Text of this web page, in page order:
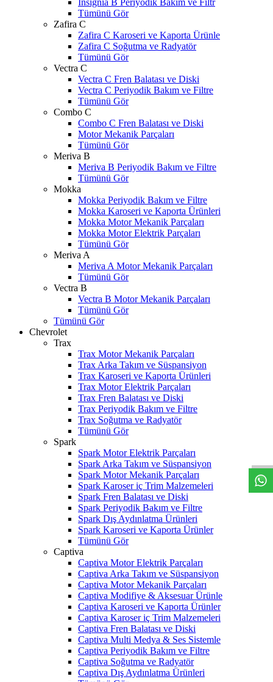
İnsignia B Periyodik Bakım ve Filtr
Tümünü Gör
Zafira C
Zafira C Karoseri ve Kaporta Ürünle
Zafira C Soğutma ve Radyatör
Tümünü Gör
Vectra C
Vectra C Fren Balatası ve Diski
Vectra C Periyodik Bakım ve Filtre
Tümünü Gör
Combo C
Combo C Fren Balatası ve Diski
Motor Mekanik Parçaları
Tümünü Gör
Meriva B
Meriva B Periyodik Bakım ve Filtre
Tümünü Gör
Mokka
Mokka Periyodik Bakım ve Filtre
Mokka Karoseri ve Kaporta Ürünleri
Mokka Motor Mekanik Parçaları
Mokka Motor Elektrik Parçaları
Tümünü Gör
Meriva A
Meriva A Motor Mekanik Parçaları
Tümünü Gör
Vectra B
Vectra B Motor Mekanik Parçaları
Tümünü Gör
Tümünü Gör
Chevrolet
Trax
Trax Motor Mekanik Parçaları
Trax Arka Takım ve Süspansiyon
Trax Karoseri ve Kaporta Ürünleri
Trax Motor Elektrik Parçaları
Trax Fren Balatası ve Diski
Trax Periyodik Bakım ve Filtre
Trax Soğutma ve Radyatör
Tümünü Gör
Spark
Spark Motor Elektrik Parçaları
Spark Arka Takım ve Süspansiyon
Spark Motor Mekanik Parçaları
Spark Karoser iç Trim Malzemeleri
Spark Fren Balatası ve Diski
Spark Periyodik Bakım ve Filtre
Spark Dış Aydınlatma Ürünleri
Spark Karoseri ve Kaporta Ürünler
Tümünü Gör
Captiva
Captiva Motor Elektrik Parçaları
Captiva Arka Takım ve Süspansiyon
Captiva Motor Mekanik Parçaları
Captiva Modifiye & Aksesuar Ürünle
Captiva Karoseri ve Kaporta Ürünler
Captiva Karoser iç Trim Malzemeleri
Captiva Fren Balatası ve Diski
Captiva Multi Medya & Ses Sistemle
Captiva Periyodik Bakım ve Filtre
Captiva Soğutma ve Radyatör
Captiva Dış Aydınlatma Ürünleri